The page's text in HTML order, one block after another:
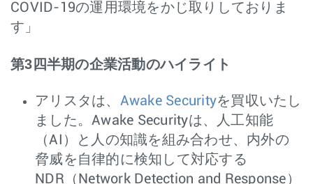
COVID-19の運用環境をかじ取りしておりま
す」
第3四半期の企業活動のハイライト
アリスタは、 Awake Securityを買収いたし
ました。Awake Securityは、人工知能
（AI）と人の知識を組み合わせ、内外の
脅威を自律的に検知して対応する
NDR（Network Detection and Response）